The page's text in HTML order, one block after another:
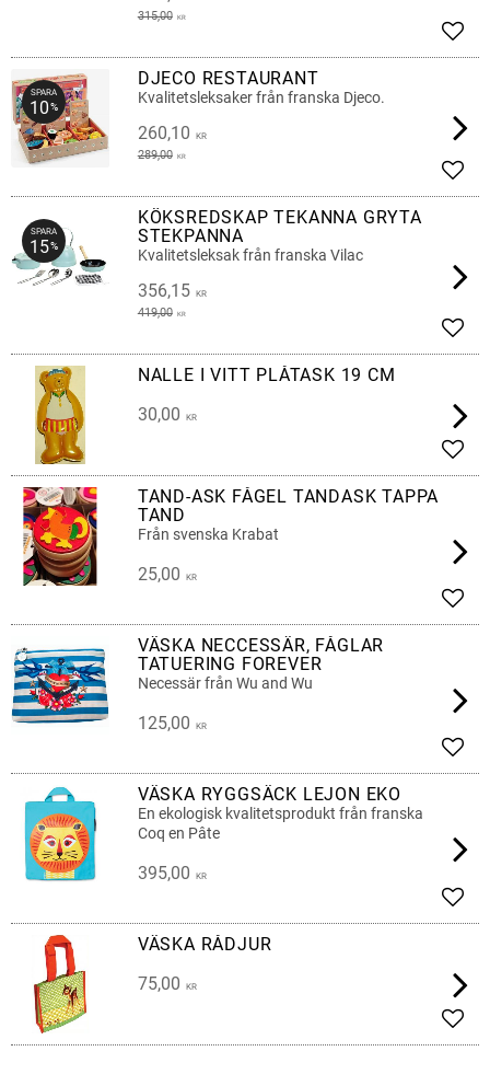
315,00 KR
DJECO RESTAURANT
Kvalitetsleksaker från franska Djeco.
260,10 KR
289,00 KR
SPARA
10%
KÖKSREDSKAP TEKANNA GRYTA
STEKPANNA
Kvalitetsleksak från franska Vilac
356,15 KR
419,00 KR
SPARA
15%
NALLE I VITT PLÅTASK 19 CM
30,00
KR
TAND-ASK FÅGEL TANDASK TAPPA
TAND
Från svenska Krabat
25,00 KR
VÄSKA NECCESSÄR, FÅGLAR
TATUERING FOREVER
Necessär från Wu and Wu
125,00 KR
VÄSKA RYGGSÄCK LEJON EKO
En ekologisk kvalitetsprodukt från franska
Coq en Pâte
395,00 KR
VÄSKA RÅDJUR
75,00
KR